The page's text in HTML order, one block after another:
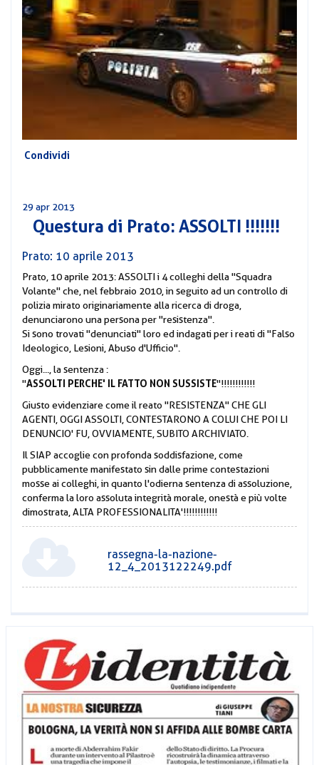
PREVIDENZA
CONVENZIONI
COMUNICATI
CORSI
MOBILITÀ
PERSONALE
Condividi
29 apr 2013
Questura di Prato: ASSOLTI !!!!!!!
Prato: 10 aprile 2013
Prato, 10 aprile 2013: ASSOLTI i 4 colleghi della "Squadra
Volante" che, nel febbraio 2010, in seguito ad un controllo di
polizia mirato originariamente alla ricerca di droga,
denunciarono una persona per "resistenza".
Si sono trovati "denunciati" loro ed indagati per i reati di "Falso
Ideologico, Lesioni, Abuso d'Ufficio".
Oggi..., la sentenza :
"ASSOLTI PERCHE' IL FATTO NON SUSSISTE"!!!!!!!!!!!!
Giusto evidenziare come il reato "RESISTENZA" CHE GLI
AGENTI, OGGI ASSOLTI, CONTESTARONO A COLUI CHE POI LI
DENUNCIO' FU, OVVIAMENTE, SUBITO ARCHIVIATO.
Il SIAP accoglie con profonda soddisfazione, come
pubblicamente manifestato sin dalle prime contestazioni
mosse ai colleghi, in quanto l'odierna sentenza di assoluzione,
conferma la loro assoluta integrità morale, onestà e più volte
dimostrata, ALTA PROFESSIONALITA'!!!!!!!!!!!!
rassegna-la-nazione-
12_4_2013122249.pdf